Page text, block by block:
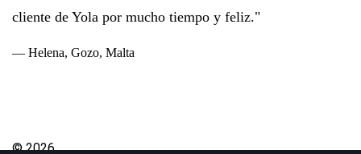
cliente de Yola por mucho tiempo y feliz."
— Helena, Gozo, Malta
© 2026